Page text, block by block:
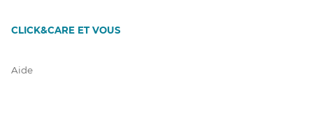
CLICK&CARE ET VOUS
Aide